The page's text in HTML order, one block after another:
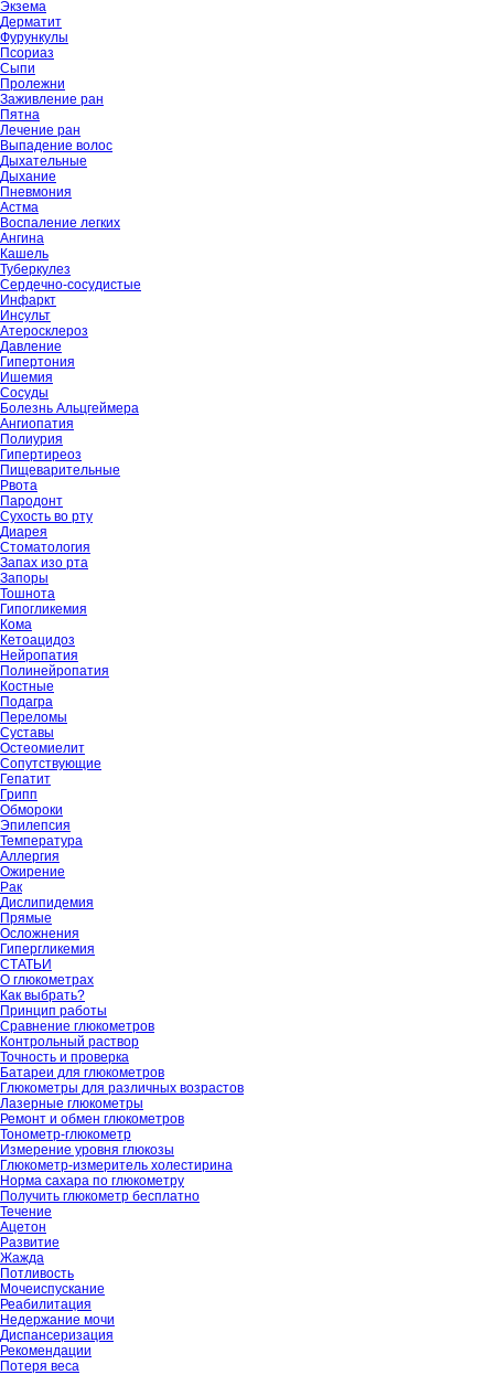
Экзема
Дерматит
Фурункулы
Псориаз
Сыпи
Пролежни
Заживление ран
Пятна
Лечение ран
Выпадение волос
Дыхательные
Дыхание
Пневмония
Астма
Воспаление легких
Ангина
Кашель
Туберкулез
Сердечно-сосудистые
Инфаркт
Инсульт
Атеросклероз
Давление
Гипертония
Ишемия
Сосуды
Болезнь Альцгеймера
Ангиопатия
Полиурия
Гипертиреоз
Пищеварительные
Рвота
Пародонт
Сухость во рту
Диарея
Стоматология
Запах изо рта
Запоры
Тошнота
Гипогликемия
Кома
Кетоацидоз
Нейропатия
Полинейропатия
Костные
Подагра
Переломы
Суставы
Остеомиелит
Сопутствующие
Гепатит
Грипп
Обмороки
Эпилепсия
Температура
Аллергия
Ожирение
Рак
Дислипидемия
Прямые
Осложнения
Гипергликемия
СТАТЬИ
О глюкометрах
Как выбрать?
Принцип работы
Сравнение глюкометров
Контрольный раствор
Точность и проверка
Батареи для глюкометров
Глюкометры для различных возрастов
Лазерные глюкометры
Ремонт и обмен глюкометров
Тонометр-глюкометр
Измерение уровня глюкозы
Глюкометр-измеритель холестирина
Норма сахара по глюкометру
Получить глюкометр бесплатно
Течение
Ацетон
Развитие
Жажда
Потливость
Мочеиспускание
Реабилитация
Недержание мочи
Диспансеризация
Рекомендации
Потеря веса